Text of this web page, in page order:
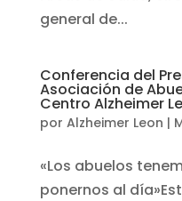
general de...
Conferencia del
Asociación de
Centro Alzheimer
por Alzheimer Leon |
«Los abuelos
ponernos al